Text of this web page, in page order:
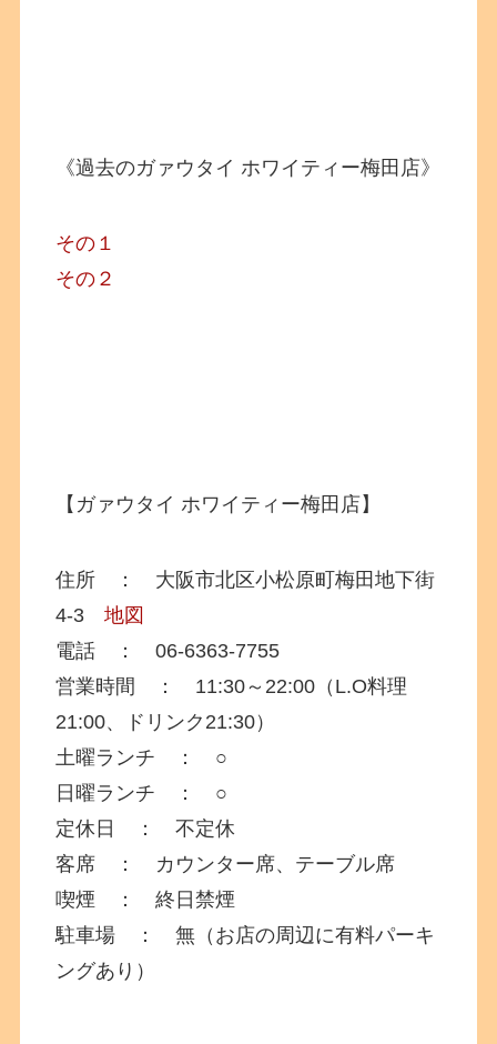
《過去のガァウタイ ホワイティー梅田店》
その１
その２
【ガァウタイ ホワイティー梅田店】
住所 ： 大阪市北区小松原町梅田地下街
4-3地図
電話 ： 06-6363-7755
営業時間 ： 11:30～22:00（L.O料理
21:00、ドリンク21:30）
土曜ランチ ： ○
日曜ランチ ： ○
定休日 ： 不定休
客席 ： カウンター席、テーブル席
喫煙 ： 終日禁煙
駐車場 ： 無（お店の周辺に有料パーキ
ングあり）